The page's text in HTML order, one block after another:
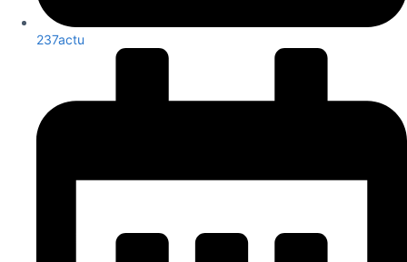
237actu